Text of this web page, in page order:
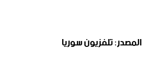
المصدر: تلفزيون سوريا